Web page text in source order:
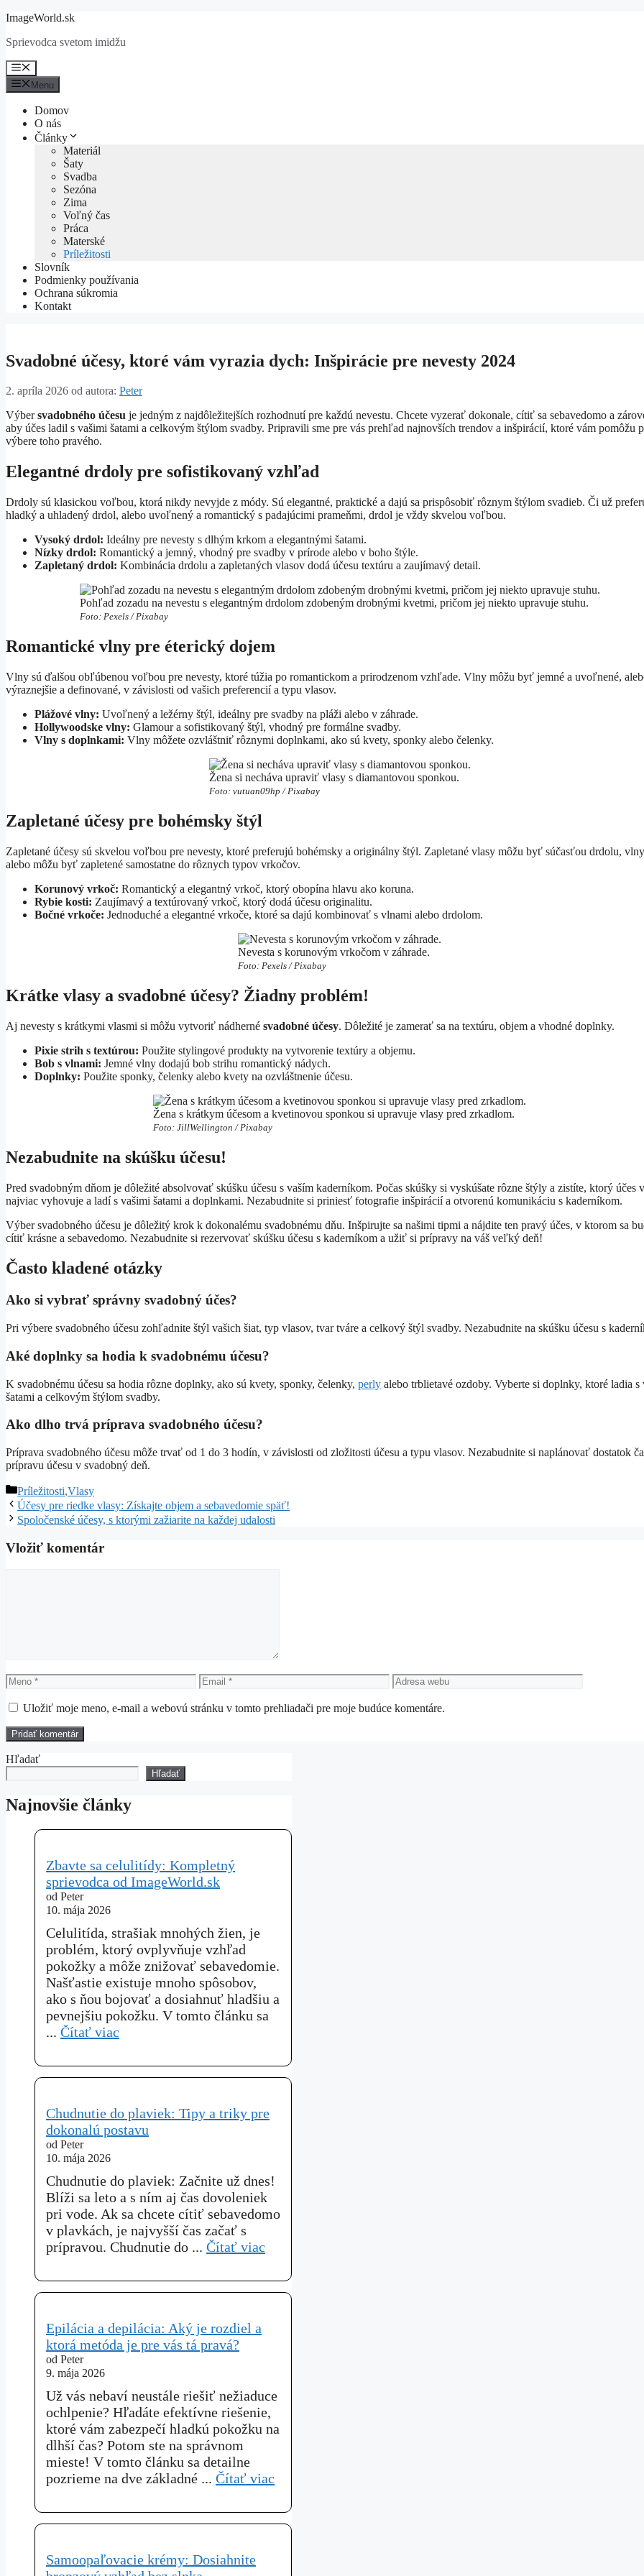
Preskočiť
obsah
ImageWorld.sk
Sprievodca svetom imidžu
Menu
Menu
Domov
O nás
Články
Materiál
Šaty
Svadba
Sezóna
Zima
Voľný čas
Práca
Materské
Príležitosti
Slovník
Podmienky používania
Ochrana súkromia
Kontakt
Svadobné účesy, ktoré vám vyrazia dych: Inšpirácie pre nevesty 2024
2. apríla 2026 od autora: Peter
Výbersvadobného účesu je jedným z najdôležitejších rozhodnutí pre každú nevestu. Chcete vyzerať dokonale, cítiť sa sebavedomo a
aby účes ladil s vašimi šatami a celkovým štýlom svadby. Pripravili sme pre vás prehľad najnovších trendov a inšpirácií, ktoré vám pomôžu
výbere toho pravého.
Elegantné drdoly pre sofistikovaný vzhľad
Drdoly sú klasickou voľbou, ktorá nikdy nevyjde z módy. Sú elegantné, praktické a dajú sa prispôsobiť rôznym štýlom svadieb. Či už
hladký a uhladený drdol, alebo uvoľnený a romantický s padajúcimi prameňmi, drdol je vždy skvelou voľbou.
Vysoký drdol: Ideálny pre nevesty s dlhým krkom a elegantnými šatami.
Nízky drdol: Romantický a jemný, vhodný pre svadby v prírode alebo v boho štýle.
Zapletaný drdol: Kombinácia drdolu a zapletaných vlasov dodá účesu textúru a zaujímavý detail.
Pohľad zozadu na nevestu s elegantným drdolom zdobeným drobnými kvetmi, pričom jej niekto upravuje stuhu.
Foto: Pexels / Pixabay
Romantické vlny pre éterický dojem
Vlny sú ďalšou obľúbenou voľbou pre nevesty, ktoré túžia po romantickom a prirodzenom vzhľade. Vlny môžu byť jemné a uvoľnené,
výraznejšie a definované, v závislosti od vašich preferencií a typu vlasov.
Plážové vlny: Uvoľnený a ležérny štýl, ideálny pre svadby na pláži alebo v záhrade.
Hollywoodske vlny: Glamour a sofistikovaný štýl, vhodný pre formálne svadby.
Vlny s doplnkami: Vlny môžete ozvláštniť rôznymi doplnkami, ako sú kvety, sponky alebo čelenky.
Žena si necháva upraviť vlasy s diamantovou sponkou.
Foto: vutuan09hp / Pixabay
Zapletané účesy pre bohémsky štýl
Zapletané účesy sú skvelou voľbou pre nevesty, ktoré preferujú bohémsky a originálny štýl. Zapletané vlasy môžu byť súčasťou drdolu,
alebo môžu byť zapletené samostatne do rôznych typov vrkočov.
Korunový vrkoč: Romantický a elegantný vrkoč, ktorý obopína hlavu ako koruna.
Rybie kosti: Zaujímavý a textúrovaný vrkoč, ktorý dodá účesu originalitu.
Bočné vrkoče: Jednoduché a elegantné vrkoče, ktoré sa dajú kombinovať s vlnami alebo drdolom.
Nevesta s korunovým vrkočom v záhrade.
Foto: Pexels / Pixabay
Krátke vlasy a svadobné účesy? Žiadny problém!
Aj nevesty s krátkymi vlasmi si môžu vytvoriť nádherné svadobné účesy. Dôležité je zamerať sa na textúru, objem a vhodné doplnky.
Pixie strih s textúrou: Použite stylingové produkty na vytvorenie textúry a objemu.
Bob s vlnami: Jemné vlny dodajú bob strihu romantický nádych.
Doplnky: Použite sponky, čelenky alebo kvety na ozvláštnenie účesu.
Žena s krátkym účesom a kvetinovou sponkou si upravuje vlasy pred zrkadlom.
Foto: JillWellington / Pixabay
Nezabudnite na skúšku účesu!
Pred svadobným dňom je dôležité absolvovať skúšku účesu s vaším kaderníkom. Počas skúšky si vyskúšate rôzne štýly a zistíte, ktorý účes
najviac vyhovuje a ladí s vašimi šatami a doplnkami. Nezabudnite si priniesť fotografie inšpirácií a otvorenú komunikáciu s kaderníkom.
Výber svadobného účesu je dôležitý krok k dokonalému svadobnému dňu. Inšpirujte sa našimi tipmi a nájdite ten pravý účes, v ktorom sa
cítiť krásne a sebavedomo. Nezabudnite si rezervovať skúšku účesu s kaderníkom a užiť si prípravy na váš veľký deň!
Často kladené otázky
Ako si vybrať správny svadobný účes?
Pri výbere svadobného účesu zohľadnite štýl vašich šiat, typ vlasov, tvar tváre a celkový štýl svadby. Nezabudnite na skúšku účesu s
Aké doplnky sa hodia k svadobnému účesu?
K svadobnému účesu sa hodia rôzne doplnky, ako sú kvety, sponky, čelenky, perly alebo trblietavé ozdoby. Vyberte si doplnky, ktoré ladia s
šatami a celkovým štýlom svadby.
Ako dlho trvá príprava svadobného účesu?
Príprava svadobného účesu môže trvať od 1 do 3 hodín, v závislosti od zložitosti účesu a typu vlasov. Nezabudnite si naplánovať dostatok
prípravu účesu v svadobný deň.
Kategórie
Príležitosti,Vlasy
Účesy pre riedke vlasy: Získajte objem a sebavedomie späť!
Spoločenské účesy, s ktorými zažiarite na každej udalosti
Vložiť komentár
Meno Email
Adresa
webu
Uložiť moje meno, e-mail a webovú stránku v tomto prehliadači pre moje budúce komentáre.
Hľadať
Hľadať
Najnovšie články
Zbavte sa celulitídy: Kompletný
sprievodca od ImageWorld.sk
od Peter
10. mája 2026
Celulitída, strašiak mnohých žien, je
problém, ktorý ovplyvňuje vzhľad
pokožky a môže znižovať sebavedomie.
Našťastie existuje mnoho spôsobov,
ako s ňou bojovať a dosiahnuť hladšiu a
pevnejšiu pokožku. V tomto článku sa
... Čítať viac
Chudnutie do plaviek: Tipy a triky pre
dokonalú postavu
od Peter
10. mája 2026
Chudnutie do plaviek: Začnite už dnes!
Blíži sa leto a s ním aj čas dovoleniek
pri vode. Ak sa chcete cítiť sebavedomo
v plavkách, je najvyšší čas začať s
prípravou. Chudnutie do ... Čítať viac
Epilácia a depilácia: Aký je rozdiel a
ktorá metóda je pre vás tá pravá?
od Peter
9. mája 2026
Už vás nebaví neustále riešiť nežiaduce
ochlpenie? Hľadáte efektívne riešenie,
ktoré vám zabezpečí hladkú pokožku na
dlhší čas? Potom ste na správnom
mieste! V tomto článku sa detailne
pozrieme na dve základné ... Čítať viac
Samoopaľovacie krémy: Dosiahnite